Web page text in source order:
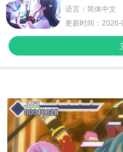
语言：简体中文
更新时间：